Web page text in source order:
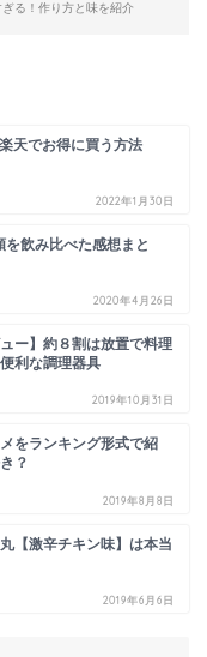
る！作り方と味を紹介
天でお得に買う方法
2022年1月30日
を飲み比べた感想まと
2020年4月26日
ー】約８割は放置で料理
利な調理器具
2019年10月31日
をランキング形式で紹
？
2019年8月8日
【激辛チキン味】は本当
2019年6月6日